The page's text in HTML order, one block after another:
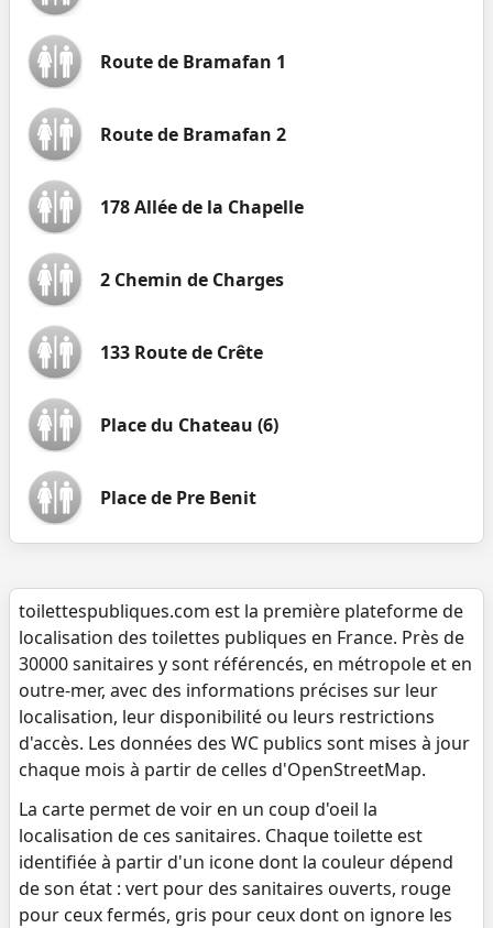
Route de Bramafan 1
Route de Bramafan 2
178 Allée de la Chapelle
2 Chemin de Charges
133 Route de Crête
Place du Chateau (6)
Place de Pre Benit
toilettespubliques.com est la première plateforme de
localisation des toilettes publiques en France. Près de
30000 sanitaires y sont référencés, en métropole et en
outre-mer, avec des informations précises sur leur
localisation, leur disponibilité ou leurs restrictions
d'accès. Les données des WC publics sont mises à jour
chaque mois à partir de celles d'OpenStreetMap.
La carte permet de voir en un coup d'oeil la
localisation de ces sanitaires. Chaque toilette est
identifiée à partir d'un icone dont la couleur dépend
de son état : vert pour des sanitaires ouverts, rouge
pour ceux fermés, gris pour ceux dont on ignore les